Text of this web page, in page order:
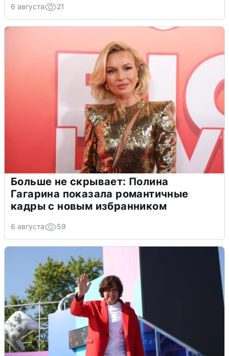
6 августа 21
Больше не скрывает: Полина
Гагарина показала романтичные
кадры с новым избранником
6 августа 59